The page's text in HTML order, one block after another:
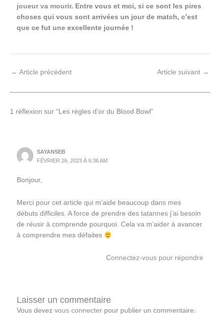
joueur va mourir. Entre vous et moi, si ce sont les pires
choses qui vous sont arrivées un jour de match, c’est
que ce fut une excellente journée !
← Article précédent Article suivant →
1 réflexion sur “Les règles d’or du Blood Bowl”
SAYANSEB
FÉVRIER 26, 2023 À 6:36 AM
Bonjour,
Merci pour cet article qui m’aide beaucoup dans mes
débuts difficiles. A force de prendre des tatannes j’ai besoin
de réusir à comprende pourquoi. Cela va m’aider à avancer
à comprendre mes défaites
Connectez-vous pour répondre
Laisser un commentaire
Vous devez vous connecterpour publier un commentaire.